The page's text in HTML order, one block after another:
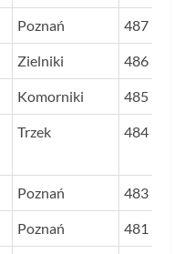
Poznań 487
Zielniki 486
Komorniki 485
Trzek 484
Poznań 483
Poznań 481